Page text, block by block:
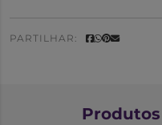
PARTILHAR: